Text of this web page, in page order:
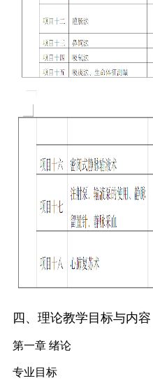
四、理论教学目标与内容
第一章 绪论
专业目标